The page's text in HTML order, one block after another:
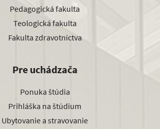
Pedagogická fakulta
Teologická fakulta
Fakulta zdravotníctva
Pre uchádzača
Ponuka štúdia
Prihláška na štúdium
Ubytovanie a stravovanie